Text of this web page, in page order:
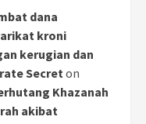
dana
kroni
kerugian dan
Secret on
Khazanah
akibat